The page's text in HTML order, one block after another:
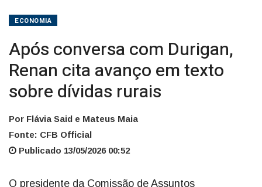
ECONOMIA
Após conversa com Durigan,
Renan cita avanço em texto
sobre dívidas rurais
Por Flávia Said e Mateus Maia
Fonte: CFB Official
Publicado 13/05/2026 00:52
O presidente da Comissão de Assuntos